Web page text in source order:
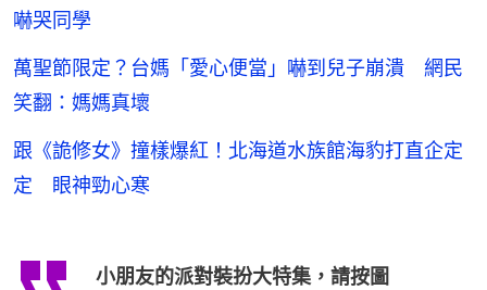
嚇哭同學
萬聖節限定？台媽「愛心便當」嚇到兒子崩潰 網民
笑翻：媽媽真壞
跟《詭修女》撞樣爆紅！北海道水族館海豹打直企定
定 眼神勁心寒
小朋友的派對裝扮大特集，請按圖